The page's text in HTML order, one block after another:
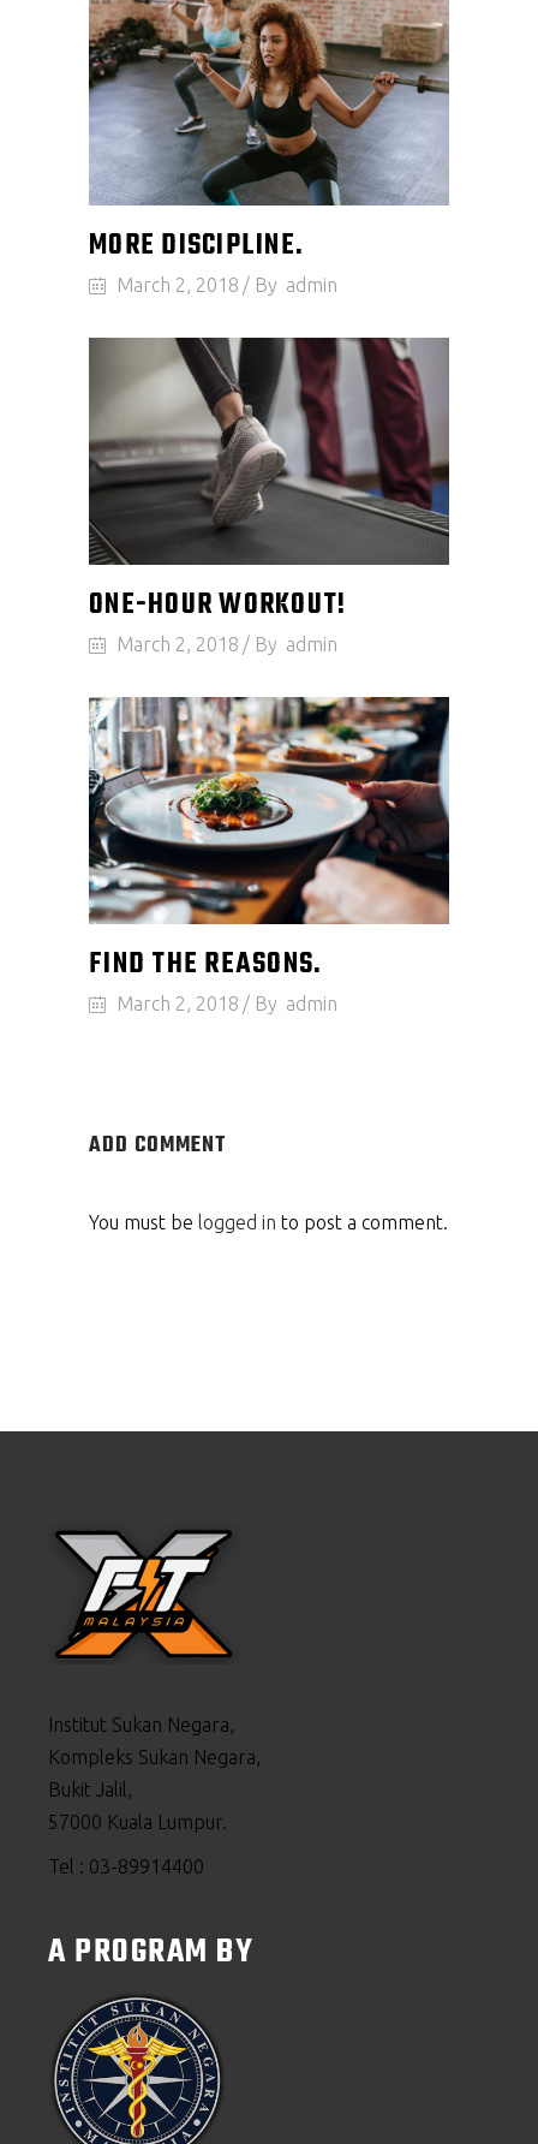
MORE DISCIPLINE.
March 2, 2018 By admin
ONE-HOUR WORKOUT!
March 2, 2018 By admin
FIND THE REASONS.
March 2, 2018 By admin
ADD COMMENT
You must be logged in to post a comment.
Institut Sukan Negara,
Kompleks Sukan Negara,
Bukit Jalil,
57000 Kuala Lumpur.
Tel : 03-89914400
A PROGRAM BY